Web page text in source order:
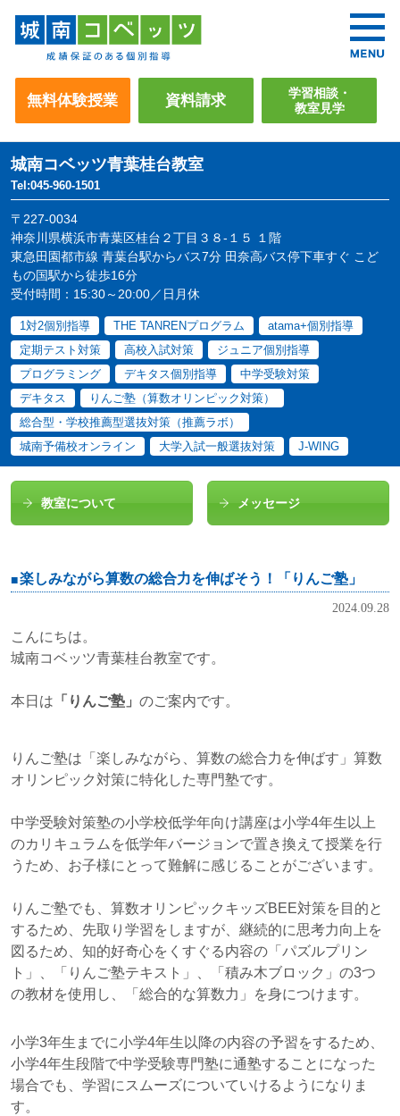
無料体験授業 資料請求
学習相談・
教室見学
城南コベッツ青葉桂台教室
Tel:045-960-1501
〒227-0034
神奈川県横浜市青葉区桂台２丁目３８-１５ １階
東急田園都市線 青葉台駅からバス7分 田奈高バス停下車すぐ こど
もの国駅から徒歩16分
受付時間：15:30～20:00／日月休
1対2個別指導 THE TANRENプログラム
atama+個別指導
定期テスト対策
高校入試対策
ジュニア個別指導
プログラミング
デキタス個別指導
中学受験対策
デキタス
りんご塾（算数オリンピック対策）
総合型・学校推薦型選抜対策（推薦ラボ）
城南予備校オンライン
大学入試一般選抜対策 J-WING
教室について メッセージ
楽しみながら算数の総合力を伸ばそう！「りんご塾」
2024.09.28
こんにちは。
城南コベッツ青葉桂台教室です。
本日は 「 りんご塾 」 のご案内です。
りんご塾は「楽しみながら、算数の総合力を伸ばす」算数
オリンピック対策に特化した専門塾です。
中学受験対策塾の小学校低学年向け講座は小学4年生以上
のカリキュラムを低学年バージョンで置き換えて授業を行
うため、お子様にとって難解に感じることがございます。
りんご塾でも、算数オリンピックキッズBEE対策を目的と
するため、先取り学習をしますが、継続的に思考力向上を
図るため、知的好奇心をくすぐる内容の「パズルプリン
ト」、「りんご塾テキスト」、「積み木ブロック」の3つ
の教材を使用し、「総合的な算数力」を身につけます。
小学3年生までに小学4年生以降の内容の予習をするため、
小学4年生段階で中学受験専門塾に通塾することになった
場合でも、学習にスムーズについていけるようになりま
す。